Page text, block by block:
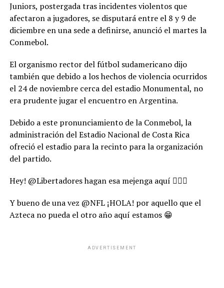
Juniors, postergada tras incidentes violentos que
afectaron a jugadores, se disputará entre el 8 y 9 de
diciembre en una sede a definirse, anunció el martes la
Conmebol.
El organismo rector del fútbol sudamericano dijo
también que debido a los hechos de violencia ocurridos
el 24 de noviembre cerca del estadio Monumental, no
era prudente jugar el encuentro en Argentina.
Debido a este pronunciamiento de la Conmebol, la
administración del Estadio Nacional de Costa Rica
ofreció el estadio para la recinto para la organización
del partido.
Hey! @Libertadores hagan esa mejenga aquí 🙋🏻‍♂️
Y bueno de una vez @NFL ¡HOLA! por aquello que el
Azteca no pueda el otro año aquí estamos 😁
ADVERTISEMENT